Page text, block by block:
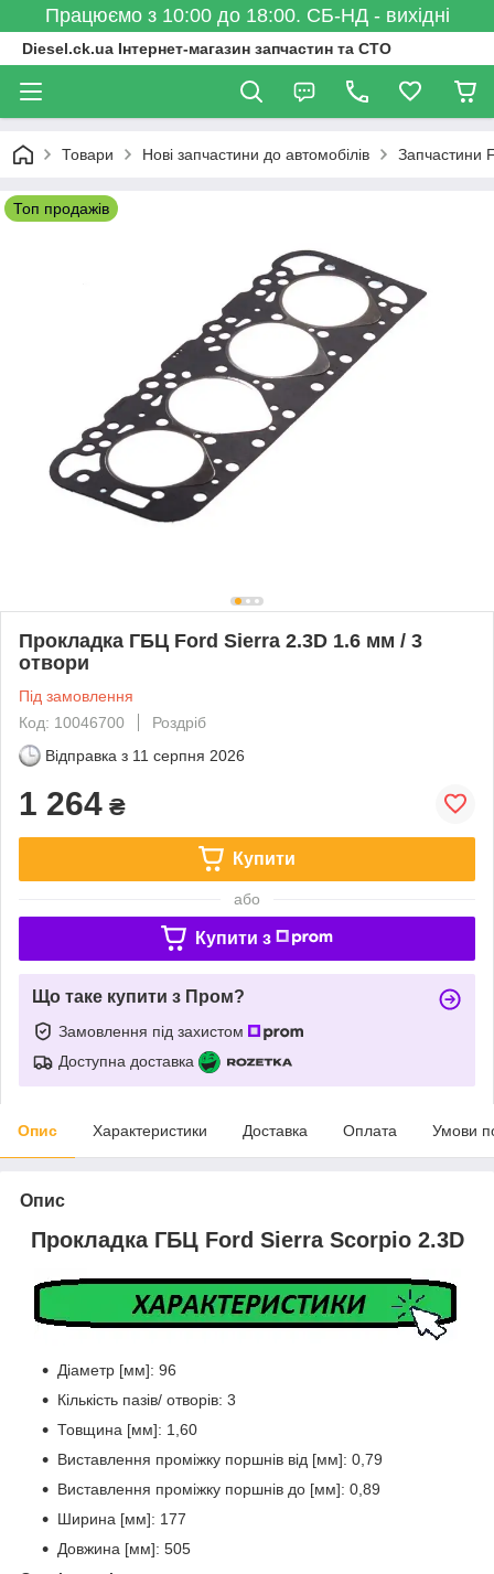
Працюємо з 10:00 до 18:00. СБ-НД - вихідні
Diesel.ck.ua Інтернет-магазин запчастин та СТО
Товари Нові запчастини до автомобілів Запчастини
Топ продажів
Прокладка ГБЦ Ford Sierra 2.3D 1.6 мм / 3
отвори
Під замовлення
Код: 10046700
Роздріб
Відправка з 11 серпня 2026
1 264 ₴
Купити
або
Купити з
Що таке купити з Пром?
Замовлення під захистом
Доступна доставка
Опис Характеристики Доставка Оплата Умови
Опис
Прокладка ГБЦ Ford Sierra Scorpio 2.3D
Діаметр [мм]: 96
Кількість пазів/ отворів: 3
Товщина [мм]: 1,60
Виставлення проміжку поршнів від [мм]: 0,79
Виставлення проміжку поршнів до [мм]: 0,89
Ширина [мм]: 177
Довжина [мм]: 505